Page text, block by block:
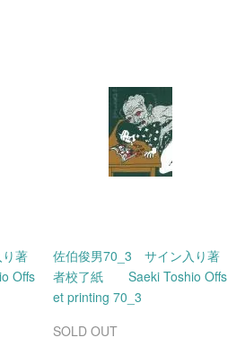
著
Offs
佐伯俊男70_3 サイン入り著
者校了紙 Saeki Toshio Offs
et printing 70_3
SOLD OUT